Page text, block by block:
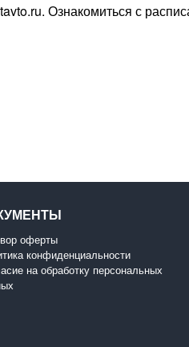
Ознакомиться с
оферты
конфиденциальности
на обработку персональных